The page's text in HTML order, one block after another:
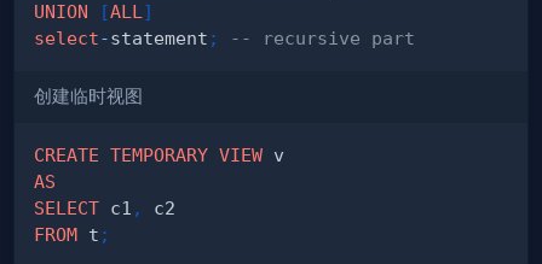
UNION
[ALL ]
select-statement ; -- recursive part
创建临时视图
CREATE TEMPORARY VIEW
AS
SELECT c1 ,
FROM t ;